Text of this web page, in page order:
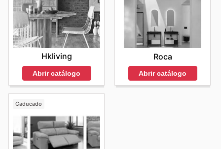
Hkliving
Abrir catálogo
Roca
Abrir catálogo
Caducado